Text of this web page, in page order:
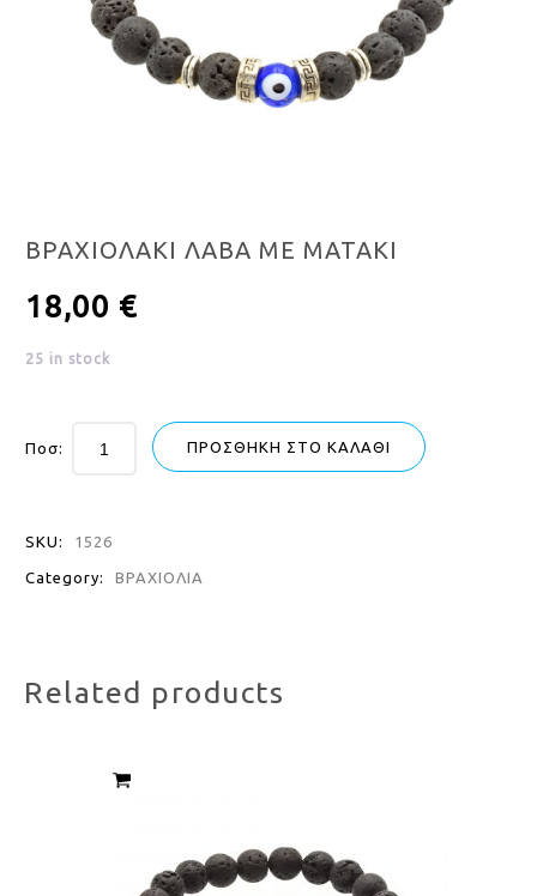
ΒΡΑΧΙΟΛΑΚΙ ΛΑΒΑ ΜΕ ΜΑΤΑΚΙ
18,00 €
25 in stock
Ποσ: ΠΡΟΣΘΉΚΗ ΣΤΟ ΚΑΛΆΘΙ
SKU: 1526
Category: ΒΡΑΧΙΟΛΙΑ
Related products